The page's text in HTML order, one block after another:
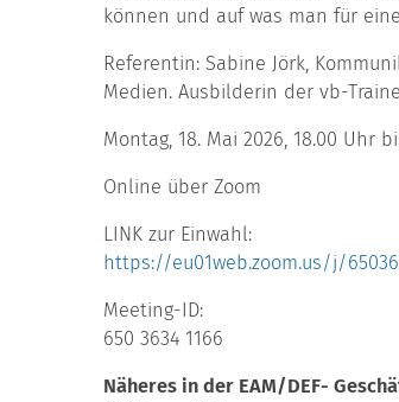
können und auf was man für
Referentin: Sabine Jörk,
Medien. Ausbilderin der vb-
Montag, 18. Mai 2026, 18.00 Uhr
Online über Zoom
LINK zur Einwahl:
https://eu01web.zoom.us/j/
Meeting-ID:
650 3634 1166
Näheres in der EAM/DEF-